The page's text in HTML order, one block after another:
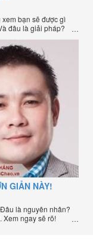
bạn sẽ được gì
đâu là giải pháp?
GIẢN NÀY!
là nguyên nhân?
Xem ngay sẽ rõ!